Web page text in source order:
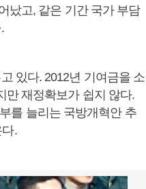
났고, 같은 기간 국가 부담
있다. 2012년 기여금을 소
만 재정확보가 쉽지 않다.
를 늘리는 국방개혁안 추
.